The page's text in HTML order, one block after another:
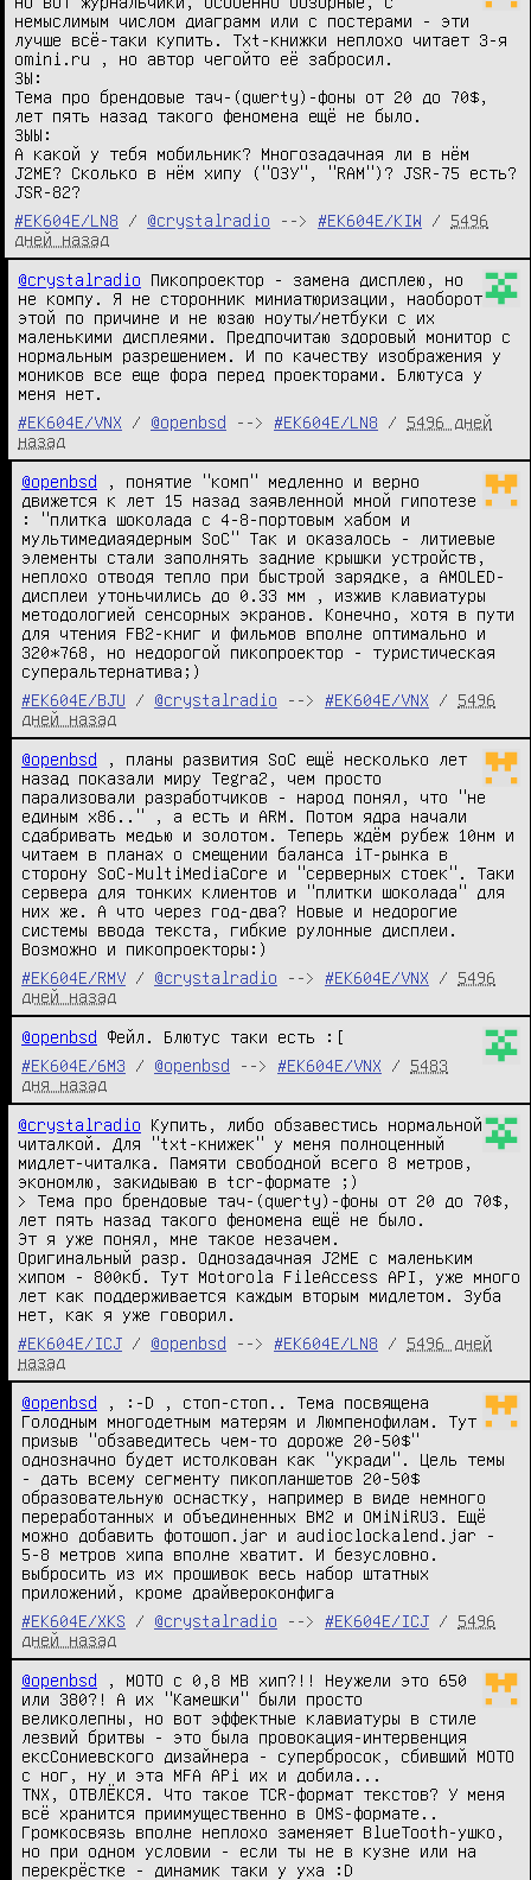
немыслимым числом диаграмм или с постерами - эти
лучше всё-таки купить. Txt-книжки неплохо читает 3-я
omini.ru , но автор чегойто её забросил.
ЗЫ:
Тема про брендовые тач-(qwerty)-фоны от 20 до 70$,
лет пять назад такого феномена ещё не было.
ЗЫЫ:
А какой у тебя мобильник? Многозадачная ли в нём
J2ME? Сколько в нём хипу ("ОЗУ", "RAM")? JSR-75 есть?
JSR-82?
#EK604E/LN8
/ @crystalradio --> #EK604E/KIW / 5496
дней назад
@crystalradio Пикопроектор - замена дисплею, но
не компу. Я не сторонник миниатюризации, наоборот
этой по причине и не юзаю ноуты/нетбуки с их
маленькими дисплеями. Предпочитаю здоровый монитор с
нормальным разрешением. И по качеству изображения у
моников все еще фора перед проекторами. Блютуса у
меня нет.
#EK604E/VNX
/ @openbsd --> #EK604E/LN8 / 5496 дней
назад
@openbsd , понятие "комп" медленно и верно
движется к лет 15 назад заявленной мной гипотезе
: "плитка шоколада с 4-8-портовым хабом и
мультимедиаядерным SoC" Так и оказалось - литиевые
элементы стали заполнять задние крышки устройств,
неплохо отводя тепло при быстрой зарядке, а AMOLED-
дисплеи утоньчились до 0.33 мм , изжив клавиатуры
методологией сенсорных экранов. Конечно, хотя в пути
для чтения FB2-книг и фильмов вполне оптимально и
320*768, но недорогой пикопроектор - туристическая
суперальтернатива;)
#EK604E/BJU
/ @crystalradio --> #EK604E/VNX / 5496
дней назад
@openbsd , планы развития SoC ещё несколько лет
назад показали миру Tegra2, чем просто
парализовали разработчиков - народ понял, что "не
единым x86.." , а есть и ARM. Потом ядра начали
сдабривать медью и золотом. Теперь ждём рубеж 10нм и
читаем в планах о смещении баланса iT-рынка в
сторону SoC-MultiMediaCore и "серверных стоек". Таки
сервера для тонких клиентов и "плитки шоколада" для
них же. А что через год-два? Новые и недорогие
системы ввода текста, гибкие рулонные дисплеи.
Возможно и пикопроекторы:)
#EK604E/RMV
/ @crystalradio --> #EK604E/VNX / 5496
дней назад
@openbsd Фейл. Блютус таки есть :[
#EK604E/6M3
/ @openbsd --> #EK604E/VNX / 5483
дня назад
@crystalradio Купить, либо обзавестись нормальной
читалкой. Для "txt-книжек" у меня полноценный
мидлет-читалка. Памяти свободной всего 8 метров,
экономлю, закидываю в tcr-формате ;)
> Тема про брендовые тач-(qwerty)-фоны от 20 до 70$,
лет пять назад такого феномена ещё не было.
Эт я уже понял, мне такое незачем.
Оригинальный разр. Однозадачная J2ME с маленьким
хипом - 800кб. Тут Motorola FileAccess API, уже много
лет как поддерживается каждым вторым мидлетом. Зуба
нет, как я уже говорил.
#EK604E/ICJ
/ @openbsd --> #EK604E/LN8 / 5496 дней
назад
@openbsd , :-D , стоп-стоп.. Тема посвящена
Голодным многодетным матерям и Люмпенофилам. Тут
призыв "обзаведитесь чем-то дороже 20-50$"
однозначно будет истолкован как "укради". Цель темы
- дать всему сегменту пикопланшетов 20-50$
образовательную оснастку, например в виде немного
переработанных и объединенных BM2 и OMiNiRU3. Ещё
можно добавить фотошоп.jar и audioclockalend.jar -
5-8 метров хипа вполне хватит. И безусловно.
выбросить из их прошивок весь набор штатных
приложений, кроме драйвероконфига
#EK604E/XKS
/ @crystalradio --> #EK604E/ICJ / 5496
дней назад
@openbsd , MOTO с 0,8 MB хип?!! Неужели это 650
или 380?! А их "Камешки" были просто
великолепны, но вот эффектные клавиатуры в стиле
лезвий бритвы - это была провокация-интервенция
ексСониевского дизайнера - супербросок, сбивший МОТО
с ног, ну и эта MFA APi их и добила...
TNX, ОТВЛЁКСЯ. Что такое TCR-формат текстов? У меня
всё хранится приимущественно в OMS-формате..
Громкосвязь вполне неплохо заменяет BlueTooth-ушко,
но при одном условии - если ты не в кузне или на
перекрёстке - динамик таки у уха :D